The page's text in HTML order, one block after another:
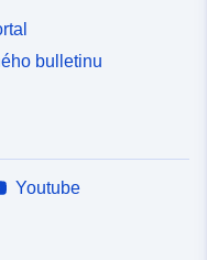
bulletinu
Youtube